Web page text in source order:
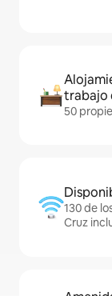
trabajo
50
130 de
Cruz